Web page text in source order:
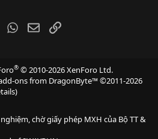
TumblrWhatsApp
EmailLink
® © 2010-2026 XenForo Ltd.
ons from DragonByte™©2011-2026
)
chờ giấy phép MXH của Bộ TT &